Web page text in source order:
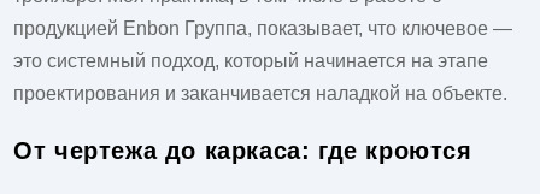
продукцией Enbon Группа, показывает, что ключевое —
это системный подход, который начинается на этапе
проектирования и заканчивается наладкой на объекте.
От чертежа до каркаса: где кроются